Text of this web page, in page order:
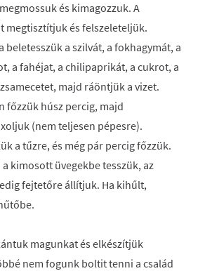
és kimagozzuk. A
megtisztítjuk és felszeleteljük.
beletesszük a szilvát, a fokhagymát, a
a fahéjat, a chilipaprikát, a cukrot, a
majd ráöntjük a vizet.
főzzük húsz percig, majd
(nem teljesen pépesre).
a tűzre, és még pár percig főzzük.
kimosott üvegekbe tesszük, az
fejtetőre állítjuk. Ha kihűlt,
magunkat és elkészítjük
nem fogunk boltit tenni a család